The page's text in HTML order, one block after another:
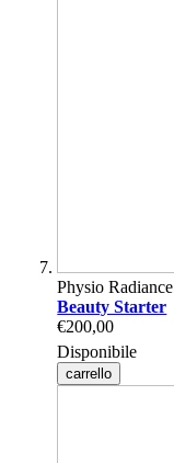
Physio Radiance
Beauty Starter
€200,00
Disponibile
carrello